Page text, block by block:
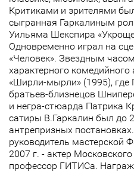
Критиками и зрителями
сыгранная Гаркалиным
Уильяма Шекспира
Одновременно играл на
«Человек». Звездным
характерного комедийного
«Ширли-мырли» (1995), где
братьев-близнецов
и негра-стюарда Патрика
сатиры В.Гаркалин был до
антрепризных
руководитель мастерской
2007 г. - актер
профессор ГИТИСа.